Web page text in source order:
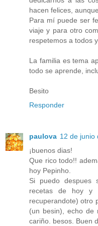
hacen felices,
Para mí puede ser
viaje y para otro
respetemos a todos
La familia es tema
todo se aprende,
Besito
Responder
paulova 12 de junio
¡buenos dias!
Que rico todo!!
hoy Pepinho.
Si puedo despues
recetas de hoy y
recuperandote) otro
(un besin), echo de
cariño. besos. Buen